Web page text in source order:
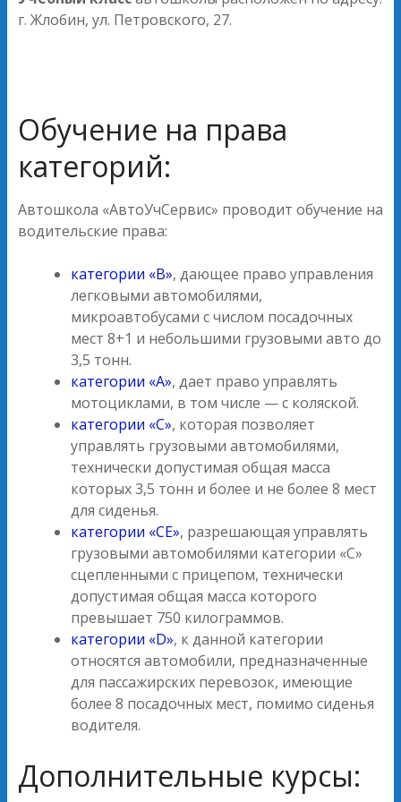
г. Жлобин, ул. Петровского, 27.
Обучение на права
категорий:
Автошкола «АвтоУчСервис» проводит обучение на
водительские права:
категории «В», дающее право управления
легковыми автомобилями,
микроавтобусами с числом посадочных
мест 8+1 и небольшими грузовыми авто до
3,5 тонн.
категории «А», дает право управлять
мотоциклами, в том числе — с коляской.
категории «С», которая позволяет
управлять грузовыми автомобилями,
технически допустимая общая масса
которых 3,5 тонн и более и не более 8 мест
для сиденья.
категории «СЕ», разрешающая управлять
грузовыми автомобилями категории «C»
сцепленными с прицепом, технически
допустимая общая масса которого
превышает 750 килограммов.
категории «D», к данной категории
относятся автомобили, предназначенные
для пассажирских перевозок, имеющие
более 8 посадочных мест, помимо сиденья
водителя.
Дополнительные курсы: